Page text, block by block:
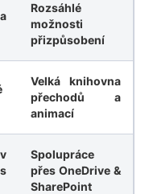
Rozsáhlé
možnosti
přizpůsobení
Velká knihovna
přechodů a
animací
Spolupráce
přes OneDrive &
SharePoint